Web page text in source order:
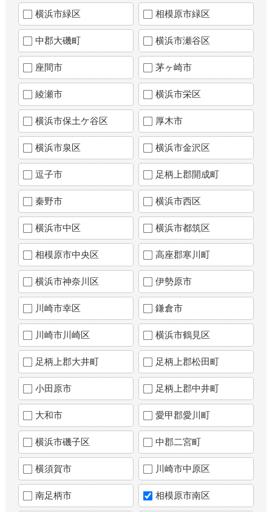
横浜市緑区 相模原市緑区
中郡大磯町 横浜市瀬谷区
座間市 茅ヶ崎市
綾瀬市 横浜市栄区
横浜市保土ケ谷区 厚木市
横浜市泉区 横浜市金沢区
逗子市 足柄上郡開成町
秦野市 横浜市西区
横浜市中区 横浜市都筑区
相模原市中央区 高座郡寒川町
横浜市神奈川区 伊勢原市
川崎市幸区 鎌倉市
川崎市川崎区 横浜市鶴見区
足柄上郡大井町 足柄上郡松田町
小田原市 足柄上郡中井町
大和市 愛甲郡愛川町
横浜市磯子区 中郡二宮町
横須賀市 川崎市中原区
南足柄市 相模原市南区